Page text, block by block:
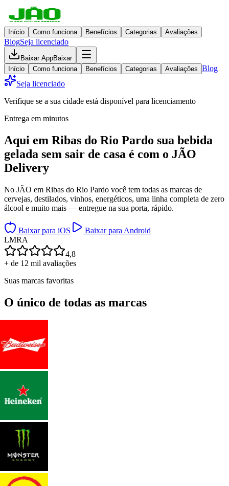
Início Como funciona Benefícios Categorias Avaliações
BlogSeja licenciado
Baixar AppBaixar
Início
Como funciona Benefícios Categorias Avaliações Blog
Seja licenciado
Verifique se a sua cidade está disponível para licenciamento
Entrega em minutos
Aqui em Ribas do Rio Pardo sua bebida
gelada sem sair de casa é com o JÃO
Delivery
No JÃO em Ribas do Rio Pardo você tem todas as marcas de
cervejas, destilados, vinhos, energéticos, uma linha completa de zero
álcool e muito mais — entregue na sua porta, rápido.
Baixar para iOS
Baixar para Android
LMRA
4,8
+ de 12 mil avaliações
Suas marcas favoritas
O único de todas as marcas